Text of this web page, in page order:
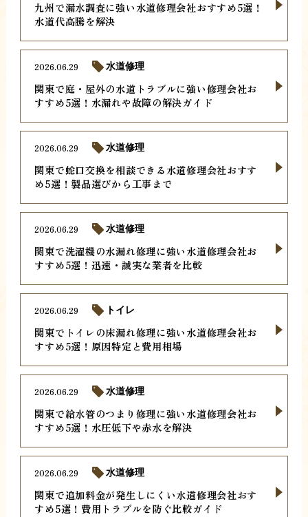
九州で漏水調査に強い水道修理会社おすすめ5選！
水道代高騰を解決
関東で庭・屋外の水道トラブルに強い修理会社お
すすめ5選！水漏れや故障の解決ガイド
2026.06.29 水道修理
関東で蛇口交換を相談できる水道修理会社おすす
め5選！製品選びから工事まで
2026.06.29 水道修理
関東で洗濯機の水漏れ修理に強い水道修理会社お
すすめ5選！迅速・誠実な業者を比較
2026.06.29 水道修理
関東でトイレの床漏れ修理に強い水道修理会社お
すすめ5選！原因特定と費用相場
2026.06.29 トイレ
関東で給水管のつまり修理に強い水道修理会社お
すすめ5選！水圧低下や赤水を解決
2026.06.29 水道修理
関東で追加料金が発生しにくい水道修理会社おす
すめ5選！費用トラブルを防ぐ比較ガイド
2026.06.29 水道修理